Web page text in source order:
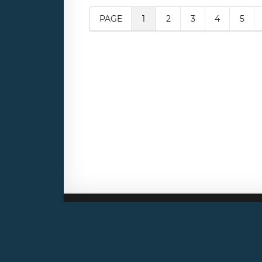
PAGE 1 2 3 4 5